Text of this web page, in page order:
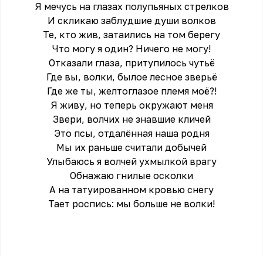
Я мечусь на глазах полупьяных стрелков
И скликаю заблудшие души волков
Те, кто жив, затаились на том берегу
Что могу я один? Ничего не могу!
Отказали глаза, притупилось чутьё
Где вы, волки, былое лесное зверьё
Где же ты, желтоглазое племя моё?!
Я живу, но теперь окружают меня
Звери, волчих не знавшие кличей
Это псы, отдалённая наша родня
Мы их раньше считали добычей
Улыбаюсь я волчей ухмылкой врагу
Обнажаю гнилые осколки
А на татуированном кровью снегу
Тает роспись: мы больше не волки!